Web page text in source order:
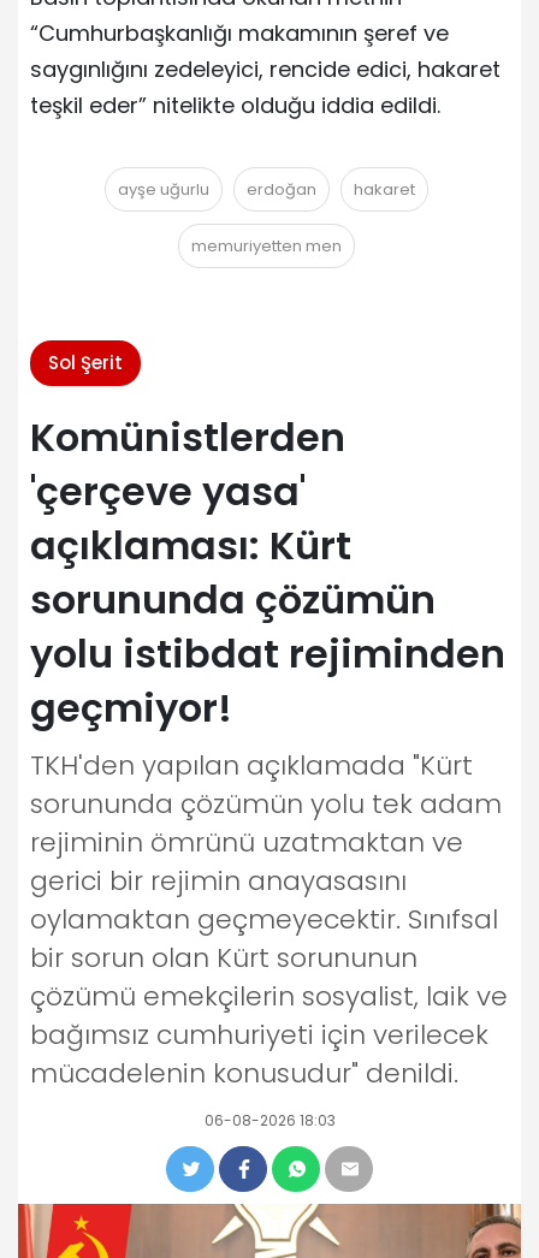
“Cumhurbaşkanlığı makamının şeref ve
saygınlığını zedeleyici, rencide edici, hakaret
teşkil eder” nitelikte olduğu iddia edildi.
ayşe uğurlu erdoğan hakaret
memuriyetten men
Sol Şerit
Komünistlerden
'çerçeve yasa'
açıklaması: Kürt
sorununda çözümün
yolu istibdat rejiminden
geçmiyor!
TKH'den yapılan açıklamada "Kürt
sorununda çözümün yolu tek adam
rejiminin ömrünü uzatmaktan ve
gerici bir rejimin anayasasını
oylamaktan geçmeyecektir. Sınıfsal
bir sorun olan Kürt sorununun
çözümü emekçilerin sosyalist, laik ve
bağımsız cumhuriyeti için verilecek
mücadelenin konusudur" denildi.
06-08-2026 18:03